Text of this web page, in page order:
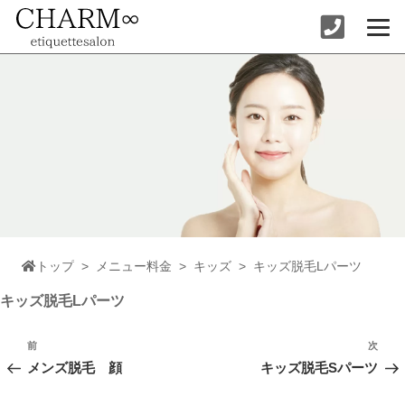
トップ > メニュー料金 > キッズ > キッズ脱毛Lパーツ
キッズ脱毛Lパーツ
稿
ナ
ビ
前
の
投
前
メンズ脱毛 顔
次
次
キッズ脱毛Sパーツ